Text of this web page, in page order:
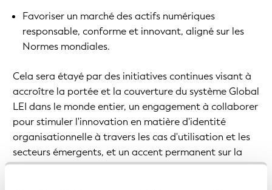
Favoriser un marché des actifs numériques
responsable, conforme et innovant, aligné sur les
Normes mondiales.
Cela sera étayé par des initiatives continues visant à
accroître la portée et la couverture du système Global
LEI dans le monde entier, un engagement à collaborer
pour stimuler l'innovation en matière d'identité
organisationnelle à travers les cas d'utilisation et les
secteurs émergents, et un accent permanent sur la
qualité des données.